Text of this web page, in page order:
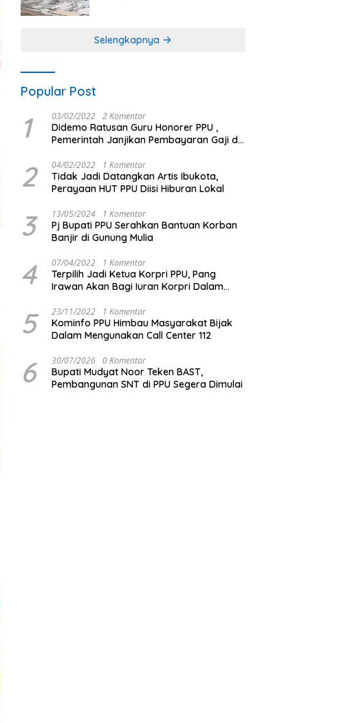
Selengkapnya
Popular Post
1 03/02/2022 2 Komentar
Didemo Ratusan Guru Honorer PPU ,
Pemerintah Janjikan Pembayaran Gaji di
2 04/02/2022 1 Komentar
Tidak Jadi Datangkan Artis Ibukota,
Perayaan HUT PPU Diisi Hiburan Lokal
3 13/05/2024 1 Komentar
Pj Bupati PPU Serahkan Bantuan Korban
Banjir di Gunung Mulia
4 07/04/2022 1 Komentar
Terpilih Jadi Ketua Korpri PPU, Pang
Irawan Akan Bagi Iuran Korpri Dalam
5 23/11/2022 1 Komentar
Kominfo PPU Himbau Masyarakat Bijak
Dalam Mengunakan Call Center 112
6 30/07/2026 0 Komentar
Bupati Mudyat Noor Teken BAST,
Pembangunan SNT di PPU Segera Dimulai